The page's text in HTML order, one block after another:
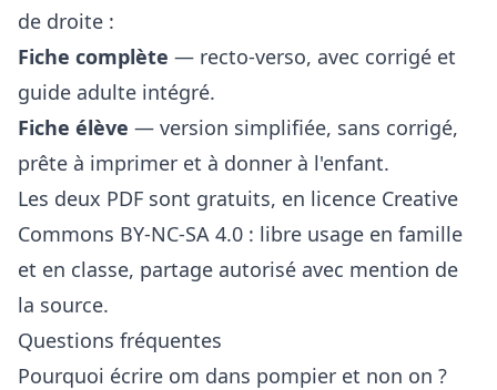
de droite :
Fiche complète — recto-verso, avec corrigé et
guide adulte intégré.
Fiche élève — version simplifiée, sans corrigé,
prête à imprimer et à donner à l'enfant.
Les deux PDF sont gratuits, en licence Creative
Commons BY-NC-SA 4.0 : libre usage en famille
et en classe, partage autorisé avec mention de
la source.
Questions fréquentes
Pourquoi écrire om dans pompier et non on ?